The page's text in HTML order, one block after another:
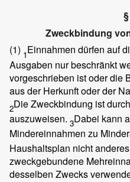
Zweckbindung
(1) 1Einnahmen dürfen auf
Ausgaben nur beschränkt
vorgeschrieben ist oder die
aus der Herkunft oder der
2Die Zweckbindung ist
auszuweisen. 3Dabei kann
Mindereinnahmen zu
Haushaltsplan nicht
zweckgebundene
desselben Zwecks